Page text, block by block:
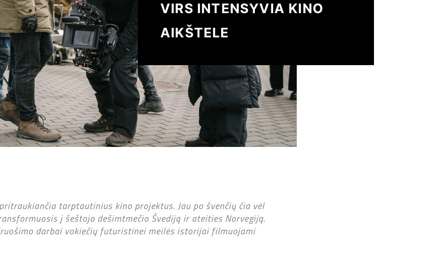
VIRS INTENSYVIA KINO
AIKŠTELE
tarptautinius kino projektus. Jau po švenčių čia vėl
į šeštojo dešimtmečio Švediją ir ateities Norvegiją.
darbai vokiečių futuristinei meilės istorijai filmuojami